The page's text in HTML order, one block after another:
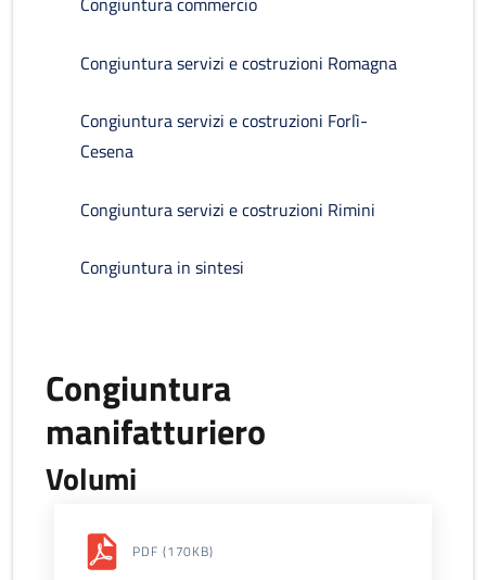
Congiuntura servizi e costruzioni Romagna
Congiuntura servizi e costruzioni Forlì-
Cesena
Congiuntura servizi e costruzioni Rimini
Congiuntura in sintesi
Congiuntura
manifatturiero
Volumi
PDF (170KB)